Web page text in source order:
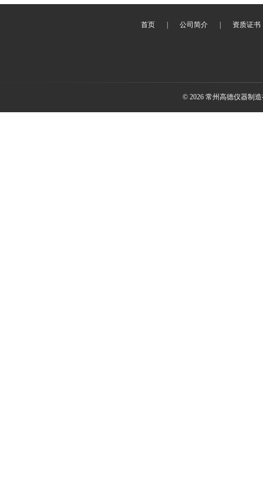
首页 公司简介 资质证书
© 2026 常州高德仪器制